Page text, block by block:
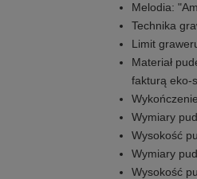
Melodia:
Technika
Limit
Materiał
fakturą eko-
Wymiary
Wysokość
Wymiary
Wysokość